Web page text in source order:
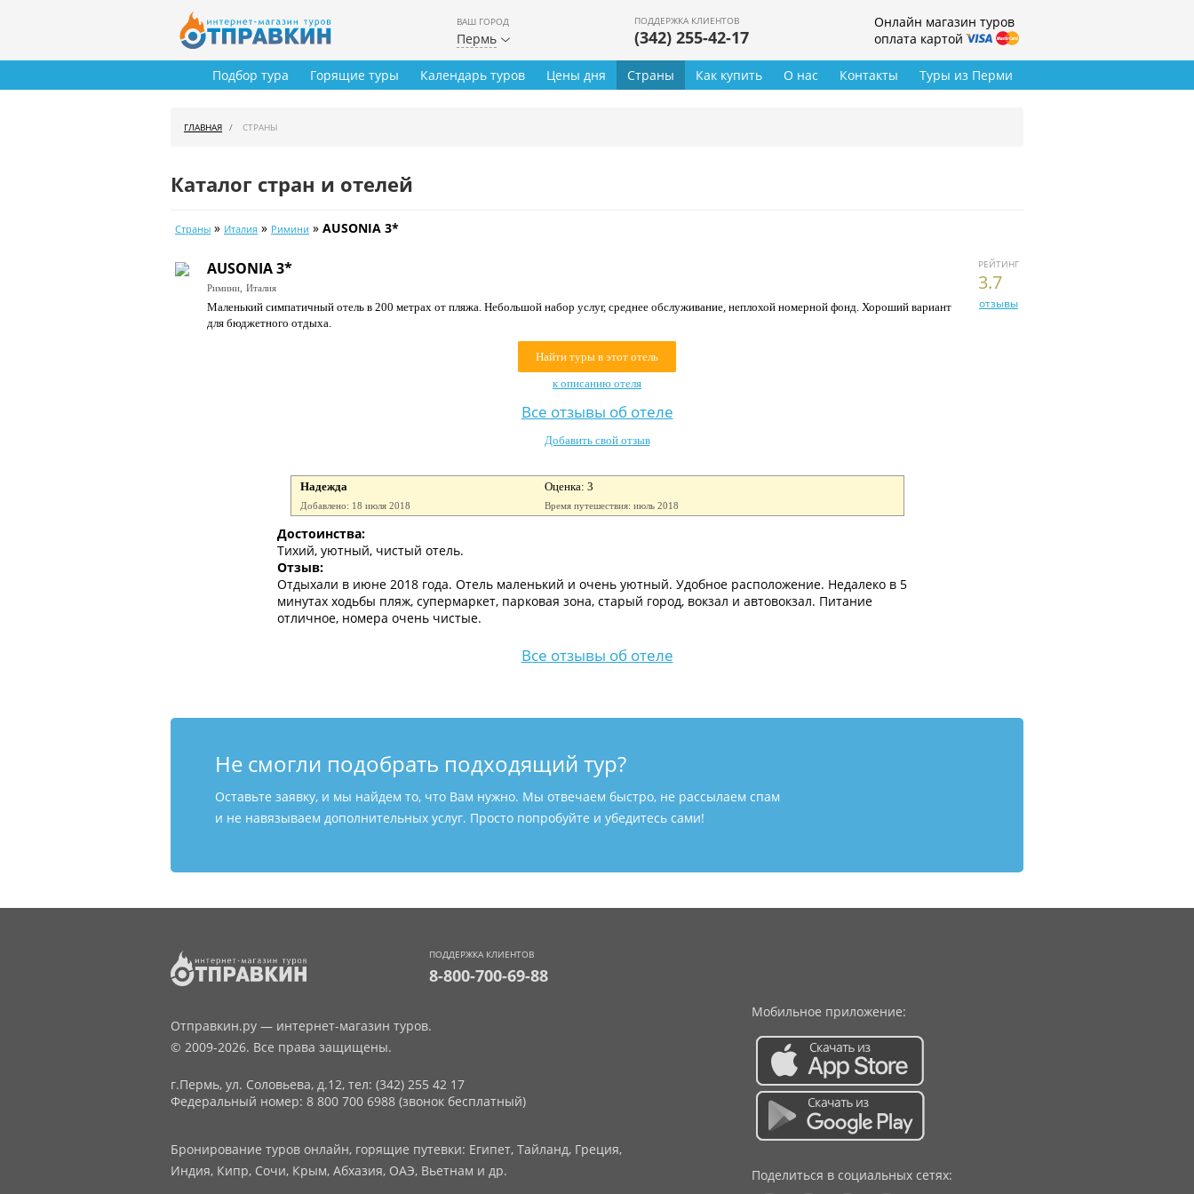
ВАШ ГОРОД
Пермь
ПОДДЕРЖКА КЛИЕНТОВ
(342) 255-42-17
Онлайн магазин туров
оплата картой
Туры из Перми
Подбор тура Горящие туры Календарь туров Цены дня Страны Как купить О нас Контакты
ГЛАВНАЯ СТРАНЫ
Каталог стран и отелей
Страны » Италия » Римини » AUSONIA 3*
РЕЙТИНГ
3.7
отзывы
AUSONIA 3*
Римини, Италия
Маленький симпатичный отель в 200 метрах от пляжа. Небольшой набор услуг, среднее обслуживание, неплохой номерной фонд. Хороший вариант
для бюджетного отдыха.
Найти туры в этот отель
к описанию отеля
Все отзывы об отеле
Добавить свой отзыв
Надежда Оценка: 3
Добавлено: 18 июля 2018 Время путешествия: июль 2018
Достоинства:
Тихий, уютный, чистый отель.
Отзыв:
Отдыхали в июне 2018 года. Отель маленький и очень уютный. Удобное расположение. Недалеко в 5
минутах ходьбы пляж, супермаркет, парковая зона, старый город, вокзал и автовокзал. Питание
отличное, номера очень чистые.
Все отзывы об отеле
Не смогли подобрать подходящий тур?
Оставьте заявку, и мы найдем то, что Вам нужно. Мы отвечаем быстро, не рассылаем спам
и не навязываем дополнительных услуг. Просто попробуйте и убедитесь сами!
ПОДДЕРЖКА КЛИЕНТОВ
8-800-700-69-88
Отправкин.ру — интернет-магазин туров.
© 2009-2026. Все права защищены.
г.Пермь, ул. Соловьева, д.12, тел: (342) 255 42 17
Федеральный номер: 8 800 700 6988 (звонок бесплатный)
Бронирование туров онлайн, горящие путевки: Египет, Тайланд, Греция,
Индия, Кипр, Сочи, Крым, Абхазия, ОАЭ, Вьетнам и др.
Мобильное приложение:
Поделиться в социальных сетях: